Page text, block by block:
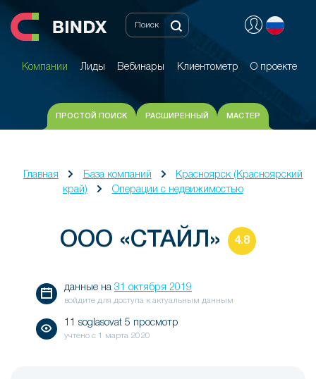
Компании Лиды Вебинары Клиентометр О проекте
Компании Лиды Вебинары Клиентометр О проекте
ПРОСТОЙ ПОИСК РАСШИРЕННЫЙ МАСТЕР
Главная База компаний
Красноярск (Красноярский
край)
Операции с недвижимостью
ООО «СТАЙЛ» 4.8
данные на 31 октября 2019
войдите для доступа к актуальным данным
11 soglasovat 5 просмотр
учтено с 1 марта 2020